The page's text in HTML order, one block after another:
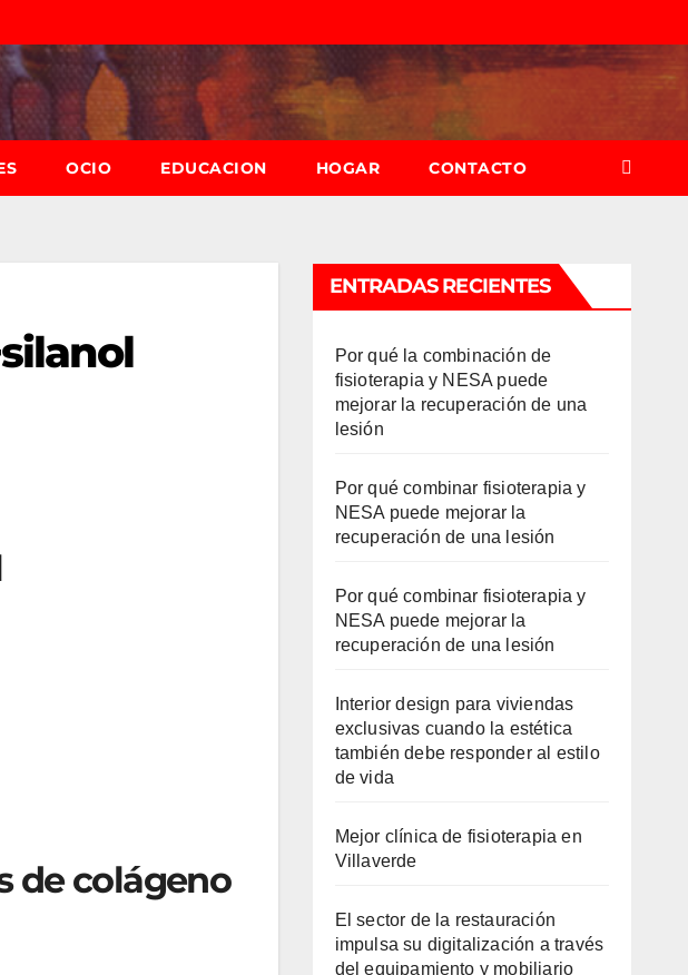
OCIO EDUCACION HOGAR CONTACTO
de colágeno
ENTRADAS RECIENTES
Por qué la combinación de
fisioterapia y NESA puede
mejorar la recuperación de una
lesión
Por qué combinar fisioterapia y
NESA puede mejorar la
recuperación de una lesión
Por qué combinar fisioterapia y
NESA puede mejorar la
recuperación de una lesión
Interior design para viviendas
exclusivas cuando la estética
también debe responder al estilo
de vida
Mejor clínica de fisioterapia en
Villaverde
El sector de la restauración
impulsa su digitalización a través
del equipamiento y mobiliario